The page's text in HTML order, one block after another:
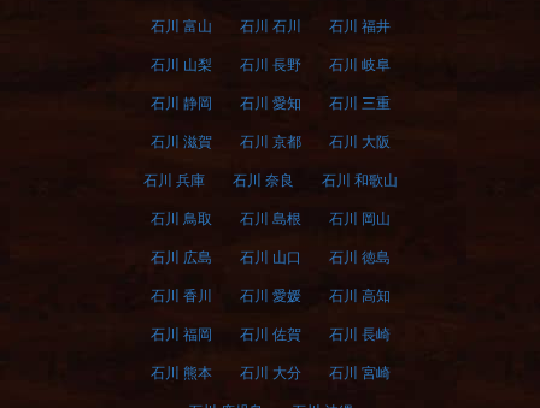
石川 富山 石川 石川 石川 福井
石川 山梨 石川 長野 石川 岐阜
石川 静岡 石川 愛知 石川 三重
石川 滋賀 石川 京都 石川 大阪
石川 兵庫 石川 奈良 石川 和歌山
石川 鳥取 石川 島根 石川 岡山
石川 広島 石川 山口 石川 徳島
石川 香川 石川 愛媛 石川 高知
石川 福岡 石川 佐賀 石川 長崎
石川 熊本 石川 大分 石川 宮崎